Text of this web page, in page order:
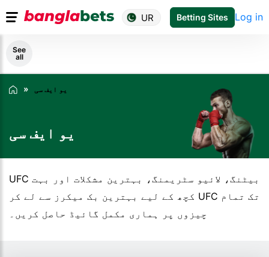
UR Betting Sites Log in
See
all
یو ایف سی
یو ایف سی
UFC بیٹنگ، لائیو سٹریمنگ، بہترین مشکلات اور بہت
کچھ کے لیے بہترین بک میکرز سے لے کر UFC تک تمام
چیزوں پر ہماری مکمل گائیڈ حاصل کریں۔